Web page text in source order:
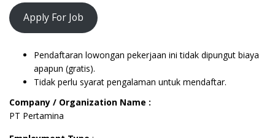
Apply For Job
Pendaftaran lowongan pekerjaan ini tidak dipungut biaya
apapun (gratis).
Tidak perlu syarat pengalaman untuk mendaftar.
Company / Organization Name :
PT Pertamina